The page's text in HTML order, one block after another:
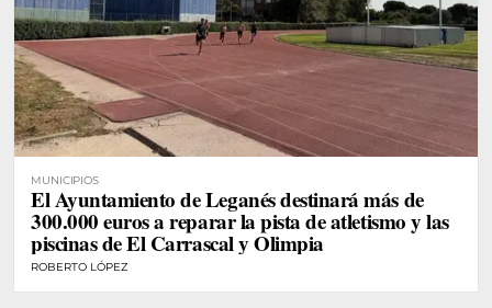
MUNICIPIOS
El Ayuntamiento de Leganés destinará más de
300.000 euros a reparar la pista de atletismo y las
piscinas de El Carrascal y Olimpia
ROBERTO LÓPEZ